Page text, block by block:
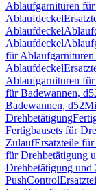
Ablaufgarnituren
Ablaufdeckel
Ablaufdeckel
Ablaufdeckel
für Ablaufgarnituren
Ablaufdeckel
Ablaufgarnituren
für Badewannen,
Badewannen, d52
Drehbetätigung
Fertigbausets für
ZulaufErsatzteile
für Drehbetätigung
Drehbetätigung und
PushControl